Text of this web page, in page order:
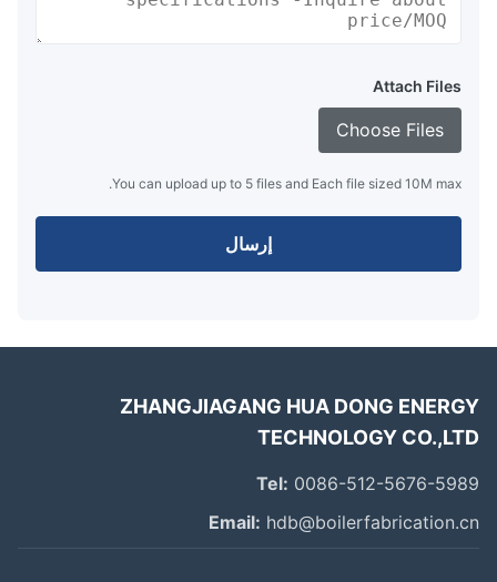
Attach Files
Choose Files
You can upload up to 5 files and Each file sized 10M max.
إرسال
ZHANGJIAGANG HUA DONG
TECHNOLOGY
Tel:0086-512-5676-
Email: